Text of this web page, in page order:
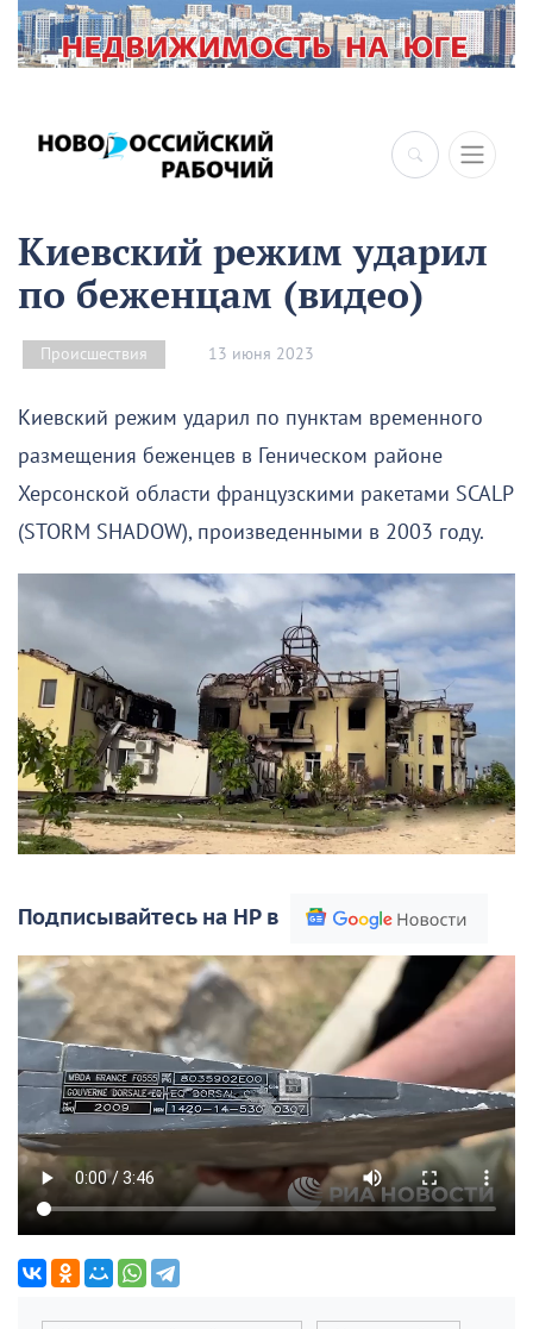
Киевский режим ударил
по беженцам (видео)
Происшествия 13 июня 2023
Киевский режим ударил по пунктам временного
размещения беженцев в Геническом районе
Херсонской области французскими ракетами SCALP
(STORM SHADOW), произведенными в 2003 году.
Подписывайтесь на НР в